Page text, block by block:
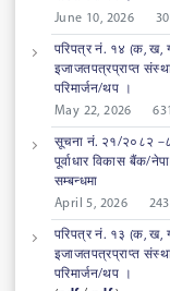
June 10, 2026
परिपत्र नं. १४ (क, ख,
इजाजतपत्रप्राप्त
परिमार्जन/थप ।
May 22, 2026
सूचना नं. २१/२०८२
पूर्वाधार विकास बैंक/
सम्बन्धमा
April 5, 2026
परिपत्र नं. १३ (क, ख,
इजाजतपत्रप्राप्त
परिमार्जन/थप ।